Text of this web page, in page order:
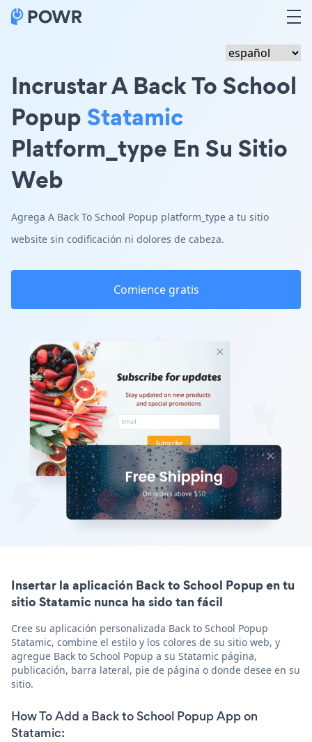
Incrustar A Back To School
PopupStatamic
Platform_type En Su Sitio
Web
Agrega A Back To School Popup platform_type a tu sitio
website sin codificación ni dolores de cabeza.
Comience gratis
Insertar la aplicación Back to School Popup en tu
sitio Statamic nunca ha sido tan fácil
Cree su aplicación personalizada Back to School Popup
Statamic, combine el estilo y los colores de su sitio web, y
agregue Back to School Popup a su Statamic página,
publicación, barra lateral, pie de página o donde desee en su
sitio.
How To Add a Back to School Popup App on
Statamic: